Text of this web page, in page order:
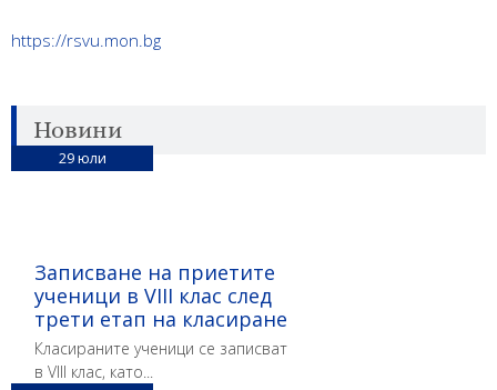
https://rsvu.mon.bg
Новини
29юли
Записване на приетите
ученици в VIII клас след
трети етап на класиране
Класираните ученици се записват
в VIII клас, като...